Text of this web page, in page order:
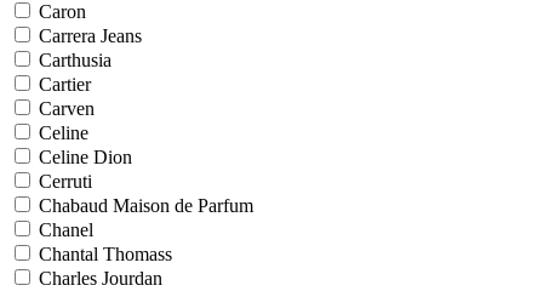
Caron
Carrera Jeans
Carthusia
Cartier
Carven
Celine
Celine Dion
Cerruti
Chabaud Maison de Parfum
Chanel
Chantal Thomass
Charles Jourdan